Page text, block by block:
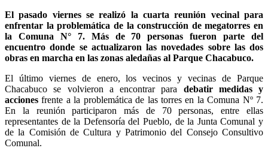
El pasado viernes se realizó la cuarta reunión vecinal para
enfrentar la problemática de la construcción de megatorres en
la Comuna N° 7. Más de 70 personas fueron parte del
encuentro donde se actualizaron las novedades sobre las dos
obras en marcha en las zonas aledañas al Parque Chacabuco.
El último viernes de enero, los vecinos y vecinas de Parque
Chacabuco se volvieron a encontrar para debatir medidas y
acciones frente a la problemática de las torres en la Comuna Nº 7.
En la reunión participaron más de 70 personas, entre ellas
representantes de la Defensoría del Pueblo, de la Junta Comunal y
de la Comisión de Cultura y Patrimonio del Consejo Consultivo
Comunal.